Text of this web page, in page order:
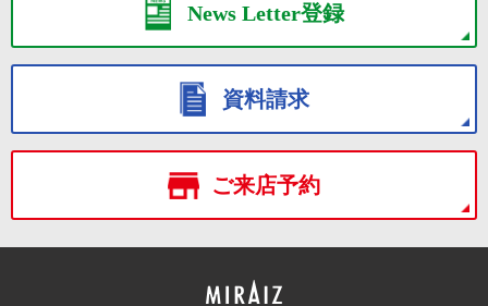
News Letter登録
資料請求
ご来店予約